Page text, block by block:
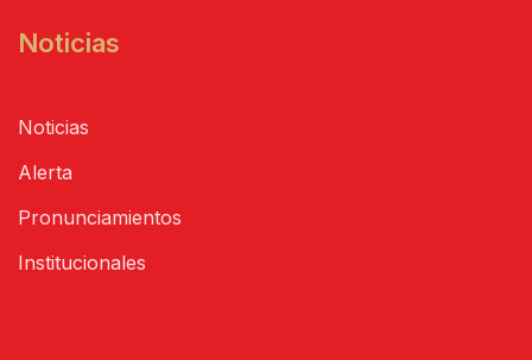
Noticias
Noticias
Alerta
Pronunciamientos
Institucionales